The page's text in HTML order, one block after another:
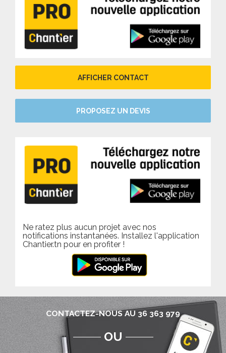
AFFICHER CONTACT
PROPOSEZ UN DEVIS
Ne ratez plus aucun projet avec nos
notifications instantanées. Installez l'application
Chantier.tn pour en profiter !
CONTACTEZ-NOUS AU 36 363 979
OU